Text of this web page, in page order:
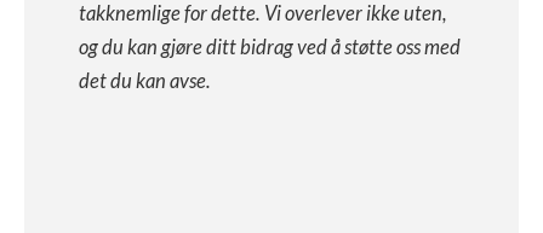
takknemlige for dette. Vi overlever ikke uten,
og du kan gjøre ditt bidrag ved å støtte oss med
det du kan avse.